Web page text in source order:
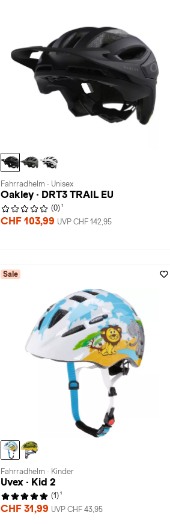
Fahrradhelm · Unisex
Oakley · DRT3 TRAIL EU
(0) 1
CHF 103,99 UVP CHF 142,95
Sale
Fahrradhelm · Kinder
Uvex · Kid 2
(1) 1
CHF 31,99 UVP CHF 43,95